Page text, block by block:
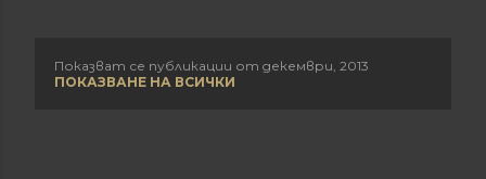
П
Показват се публикации от декември, 2013
ПОКАЗВАНЕ НА ВСИЧКИ